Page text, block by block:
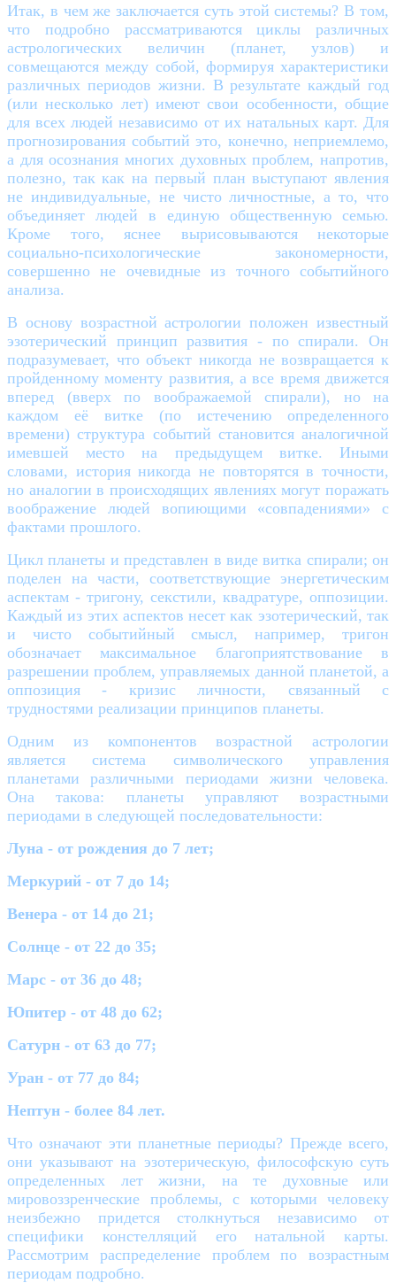
Итак, в чем же заключается суть этой системы? В том,
что подробно рассматриваются циклы различных
астрологических величин (планет, узлов) и
совмещаются между собой, формируя характеристики
различных периодов жизни. В результате каждый год
(или несколько лет) имеют свои особенности, общие
для всех людей независимо от их натальных карт. Для
прогнозирования событий это, конечно, неприемлемо,
а для осознания многих духовных проблем, напротив,
полезно, так как на первый план выступают явления
не индивидуальные, не чисто личностные, а то, что
объединяет людей в единую общественную семью.
Кроме того, яснее вырисовываются некоторые
социально-психологические закономерности,
совершенно не очевидные из точного событийного
анализа.
В основу возрастной астрологии положен известный
эзотерический принцип развития - по спирали. Он
подразумевает, что объект никогда не возвращается к
пройденному моменту развития, а все время движется
вперед (вверх по воображаемой спирали), но на
каждом её витке (по истечению определенного
времени) структура событий становится аналогичной
имевшей место на предыдущем витке. Иными
словами, история никогда не повторятся в точности,
но аналогии в происходящих явлениях могут поражать
воображение людей вопиющими «совпадениями» с
фактами прошлого.
Цикл планеты и представлен в виде витка спирали; он
поделен на части, соответствующие энергетическим
аспектам - тригону, секстили, квадратуре, оппозиции.
Каждый из этих аспектов несет как эзотерический, так
и чисто событийный смысл, например, тригон
обозначает максимальное благоприятствование в
разрешении проблем, управляемых данной планетой, а
оппозиция - кризис личности, связанный с
трудностями реализации принципов планеты.
Одним из компонентов возрастной астрологии
является система символического управления
планетами различными периодами жизни человека.
Она такова: планеты управляют возрастными
периодами в следующей последовательности:
Луна - от рождения до 7 лет;
Меркурий - от 7 до 14;
Венера - от 14 до 21;
Солнце - от 22 до 35;
Марс - от 36 до 48;
Юпитер - от 48 до 62;
Сатурн - от 63 до 77;
Уран - от 77 до 84;
Нептун - более 84 лет.
Что означают эти планетные периоды? Прежде всего,
они указывают на эзотерическую, философскую суть
определенных лет жизни, на те духовные или
мировоззренческие проблемы, с которыми человеку
неизбежно придется столкнуться независимо от
специфики констелляций его натальной карты.
Рассмотрим распределение проблем по возрастным
периодам подробно.